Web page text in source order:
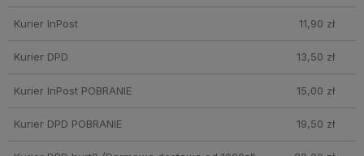
Kurier InPost 11,90 zł
Kurier DPD 13,50 zł
Kurier InPost POBRANIE 15,00 zł
Kurier DPD POBRANIE 19,50 zł